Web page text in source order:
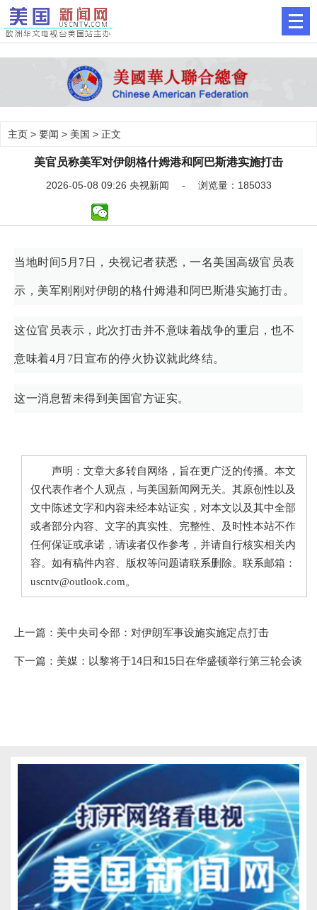
主页 > 要闻 > 美国 > 正文
美官员称美军对伊朗格什姆港和阿巴斯港实施打击
2026-05-08 09:26 央视新闻 - 浏览量：185033
当地时间5月7日，央视记者获悉，一名美国高级官员表
示，美军刚刚对伊朗的格什姆港和阿巴斯港实施打击。
这位官员表示，此次打击并不意味着战争的重启，也不
意味着4月7日宣布的停火协议就此终结。
这一消息暂未得到美国官方证实。
声明：文章大多转自网络，旨在更广泛的传播。本文
仅代表作者个人观点，与美国新闻网无关。其原创性以及
文中陈述文字和内容未经本站证实，对本文以及其中全部
或者部分内容、文字的真实性、完整性、及时性本站不作
任何保证或承诺，请读者仅作参考，并请自行核实相关内
容。如有稿件内容、版权等问题请联系删除。联系邮箱：
uscntv@outlook.com。
上一篇： 美中央司令部：对伊朗军事设施实施定点打击
下一篇： 美媒：以黎将于14日和15日在华盛顿举行第三轮会谈